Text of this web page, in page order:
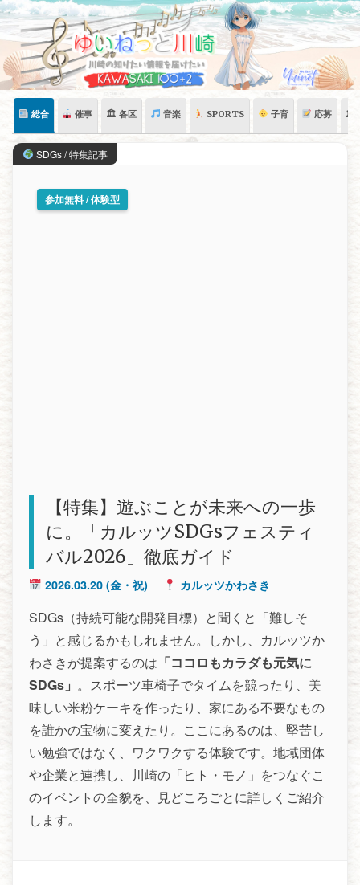
Skip
content
総合 催事 🏛 各区 音楽 SPORTS 子育 応募 🏛
SDGs / 特集記事
参加無料 / 体験型
【特集】遊ぶことが未来への一歩
に。「カルッツSDGsフェスティ
バル2026」徹底ガイド
2026.03.20 (金・祝) カルッツかわさき
SDGs（持続可能な開発目標）と聞くと「難しそ
う」と感じるかもしれません。しかし、カルッツか
わさきが提案するのは 「ココロもカラダも元気に
SDGs」 。スポーツ車椅子でタイムを競ったり、美
味しい米粉ケーキを作ったり、家にある不要なもの
を誰かの宝物に変えたり。ここにあるのは、堅苦し
い勉強ではなく、ワクワクする体験です。地域団体
や企業と連携し、川崎の「ヒト・モノ」をつなぐこ
のイベントの全貌を、見どころごとに詳しくご紹介
します。